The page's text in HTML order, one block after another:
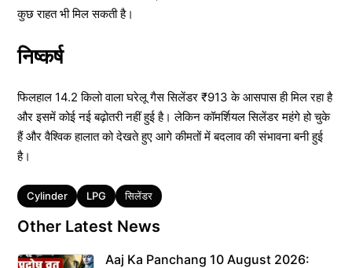
कुछ राहत भी मिल सकती है।
निष्कर्ष
फिलहाल 14.2 किलो वाला घरेलू गैस सिलेंडर ₹913 के आसपास ही मिल रहा है
और इसमें कोई नई बढ़ोतरी नहीं हुई है। लेकिन कॉमर्शियल सिलेंडर महंगे हो चुके
हैं और वैश्विक हालात को देखते हुए आगे कीमतों में बदलाव की संभावना बनी हुई
है।
Tags
Cylinder LPG सिलेंडर
Other Latest News
Aaj Ka Panchang 10 August 2026: